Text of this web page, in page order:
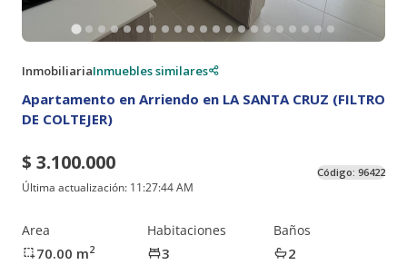
InmobiliariaInmuebles similares
Apartamento en Arriendo en LA SANTA CRUZ (FILTRO
DE COLTEJER)
$ 3.100.000
Última actualización: 11:27:44 AM
Código: 96422
Area
70.00 m2
Habitaciones
3
Baños
2